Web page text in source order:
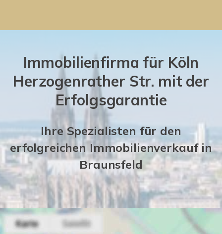
Immobilienfirma für Köln
Herzogenrather Str. mit der
Erfolgsgarantie
Ihre Spezialisten für den
erfolgreichen Immobilienverkauf in
Braunsfeld